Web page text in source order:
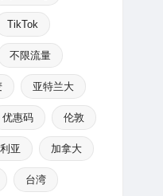
TikTok
不限流量
亚特兰大
优惠码 伦敦
亚 加拿大
台湾